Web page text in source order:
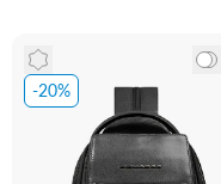
-20%